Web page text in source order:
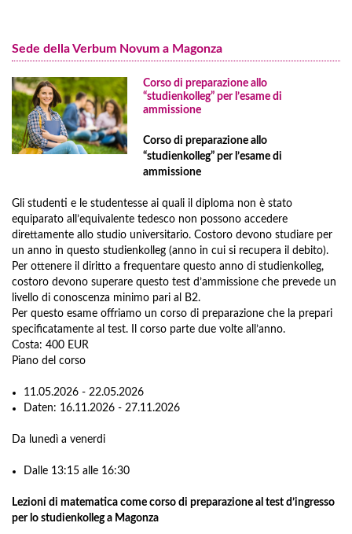
(Fachsprachprüfung) nella camera medica
Preparazione per il test linguistico specialistico per dentisti presso
l'Associazione Odontoiatrica
Programmi per famiglie
I prezzi per il programma Full Immersion
Viaggi di gruppo in Germania
I Prezzi per i viaggi di gruppo in Germania
Sede della Verbum Novum a Magonza
Corso di preparazione allo
“studienkolleg” per l’esame di
ammissione
Corso di preparazione allo
“studienkolleg” per l’esame di
ammissione
Gli studenti e le studentesse ai quali il diploma non è stato
equiparato all’equivalente tedesco non possono accedere
direttamente allo studio universitario. Costoro devono studiare per
un anno in questo studienkolleg (anno in cui si recupera il debito).
Per ottenere il diritto a frequentare questo anno di studienkolleg,
costoro devono superare questo test d’ammissione che prevede un
livello di conoscenza minimo pari al B2.
Per questo esame offriamo un corso di preparazione che la prepari
specificatamente al test. Il corso parte due volte all’anno.
Costa: 400 EUR
Piano del corso
11.05.2026 - 22.05.2026
Daten: 16.11.2026 - 27.11.2026
Da lunedì a venerdi
Dalle 13:15 alle 16:30
Lezioni di matematica come corso di preparazione al test d’ingresso
per lo studienkolleg a Magonza